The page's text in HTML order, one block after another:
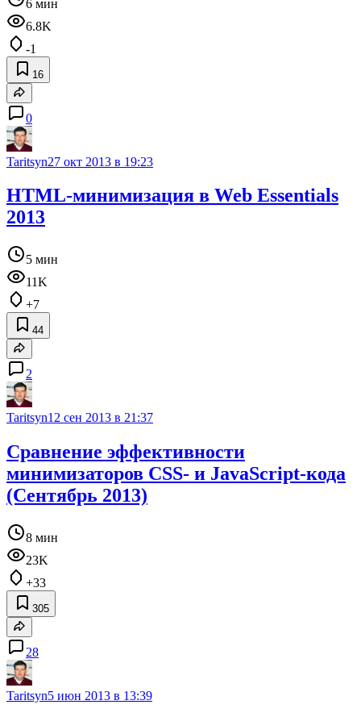
6 мин
6.8K
-1
16
0
Taritsyn27 окт 2013 в 19:23
HTML-минимизация в Web Essentials
2013
5 мин
11K
+7
44
2
Taritsyn12 сен 2013 в 21:37
Сравнение эффективности
минимизаторов CSS- и JavaScript-кода
(Сентябрь 2013)
8 мин
23K
+33
305
28
Taritsyn5 июн 2013 в 13:39